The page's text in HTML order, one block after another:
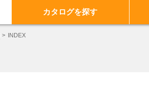
カタログを探す
INDEX